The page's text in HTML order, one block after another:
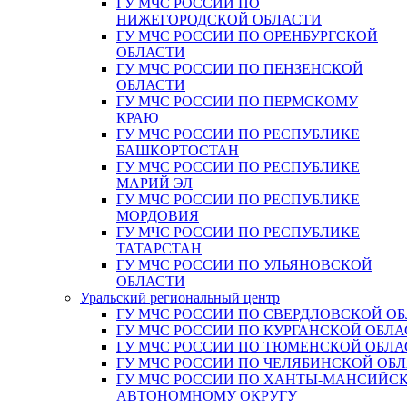
ГУ МЧС РОССИИ ПО
НИЖЕГОРОДСКОЙ ОБЛАСТИ
ГУ МЧС РОССИИ ПО ОРЕНБУРГСКОЙ
ОБЛАСТИ
ГУ МЧС РОССИИ ПО ПЕНЗЕНСКОЙ
ОБЛАСТИ
ГУ МЧС РОССИИ ПО ПЕРМСКОМУ
КРАЮ
ГУ МЧС РОССИИ ПО РЕСПУБЛИКЕ
БАШКОРТОСТАН
ГУ МЧС РОССИИ ПО РЕСПУБЛИКЕ
МАРИЙ ЭЛ
ГУ МЧС РОССИИ ПО РЕСПУБЛИКЕ
МОРДОВИЯ
ГУ МЧС РОССИИ ПО РЕСПУБЛИКЕ
ТАТАРСТАН
ГУ МЧС РОССИИ ПО УЛЬЯНОВСКОЙ
ОБЛАСТИ
Уральский региональный центр
ГУ МЧС РОССИИ ПО СВЕРДЛОВСКОЙ
ГУ МЧС РОССИИ ПО КУРГАНСКОЙ
ГУ МЧС РОССИИ ПО ТЮМЕНСКОЙ
ГУ МЧС РОССИИ ПО ЧЕЛЯБИНСКОЙ
ГУ МЧС РОССИИ ПО ХАНТЫ-
АВТОНОМНОМУ ОКРУГУ